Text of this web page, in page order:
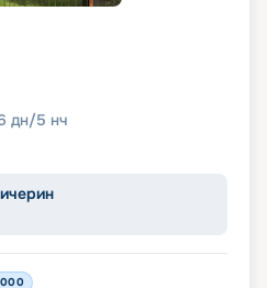
дн/5 нч